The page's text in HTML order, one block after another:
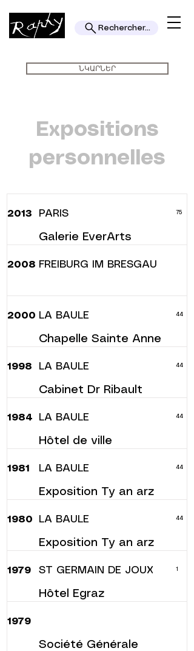
Rechercher...
ՆԿԱՐՆԵՐ
Expositions
personnelles
2013 PARIS 75
Galerie EverArts
2008 FREIBURG IM BRESGAU
2000 LA BAULE 44
Chapelle Sainte Anne
1998 LA BAULE 44
Cabinet Dr Ribault
1984 LA BAULE 44
Hôtel de ville
1981 LA BAULE 44
Exposition Ty an arz
1980 LA BAULE 44
Exposition Ty an arz
1979 ST GERMAIN DE JOUX 1
Hôtel Egraz
1979
Société Générale